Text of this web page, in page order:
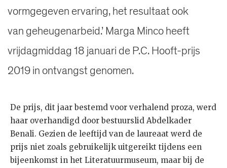
vormgegeven ervaring, het resultaat ook
van geheugenarbeid.’ Marga Minco heeft
vrijdagmiddag 18 januari de P.C. Hooft-prijs
2019 in ontvangst genomen.
De prijs, dit jaar bestemd voor verhalend proza, werd
haar overhandigd door bestuurslid Abdelkader
Benali. Gezien de leeftijd van de laureaat werd de
prijs niet zoals gebruikelijk uitgereikt tijdens een
bijeenkomst in het Literatuurmuseum, maar bij de